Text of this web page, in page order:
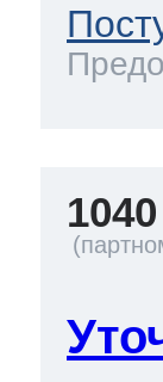
1040